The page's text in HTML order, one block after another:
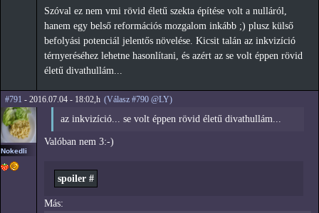
Szóval ez nem vmi rövid életű szekta építése volt a nulláról,
hanem egy belső reformációs mozgalom inkább ;) plusz külső
befolyási potenciál jelentős növelése. Kicsit talán az inkvizíció
térnyeréséhez lehetne hasonlítani, és azért az se volt éppen rövid
életű divathullám...
#791 - 2016.07.04 - 18:02,h (Válasz #790 @LY)
Nokedli
az inkvizíció... se volt éppen rövid életű divathullám...
Valóban nem 3:-)
spoiler #
Más: